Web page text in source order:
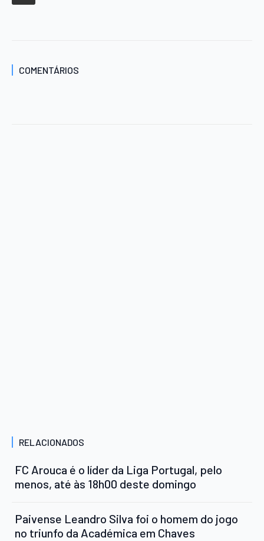
COMENTÁRIOS
RELACIONADOS
FC Arouca é o líder da Liga Portugal, pelo
menos, até às 18h00 deste domingo
Paivense Leandro Silva foi o homem do jogo
no triunfo da Académica em Chaves